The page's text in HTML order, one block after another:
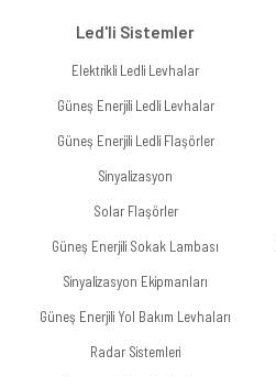
Led'li Sistemler
Elektrikli Ledli Levhalar
Güneş Enerjili Ledli Levhalar
Güneş Enerjili Ledli Flaşörler
Sinyalizasyon
Solar Flaşörler
Güneş Enerjili Sokak Lambası
Sinyalizasyon Ekipmanları
Güneş Enerjili Yol Bakım Levhaları
Radar Sistemleri